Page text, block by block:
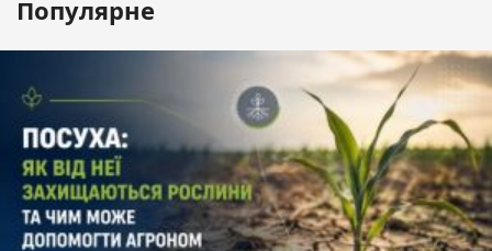
Популярне